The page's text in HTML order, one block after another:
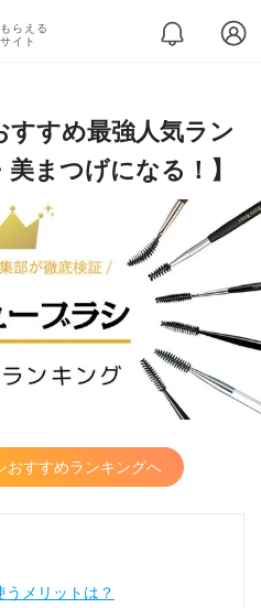
らえる
イト
すめ最強人気ラン
まつげになる！】
すすめランキングへ
うメリットは？